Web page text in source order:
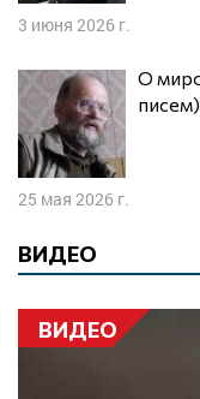
3 июня 2026 г.
О миропорядке 1945 года (из тюремных
писем)
25 мая 2026 г.
ВИДЕО
ВИДЕО